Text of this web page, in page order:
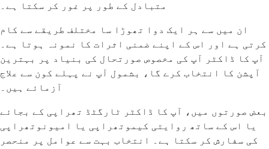
متبادل کے طور پر غور کر سکتا ہے۔
ان میں سے ہر ایک دوا تھوڑا سا مختلف طریقے سے کام
کرتی ہے اور اس کے اپنے ضمنی اثرات کا نمونہ ہوتا ہے۔
آپ کا ڈاکٹر آپ کی مخصوص صورتحال کی بنیاد پر بہترین
آپشن کا انتخاب کرے گا، بشمول آپ نے پہلے کون سے علاج
آزمائے ہیں۔
بعض صورتوں میں، آپ کا ڈاکٹر ٹارگٹڈ تھراپی کے بجائے
یا اس کے ساتھ روایتی کیموتھراپی یا امیونوتھراپی
کی سفارش کر سکتا ہے۔ انتخاب بہت سے عوامل پر منحصر